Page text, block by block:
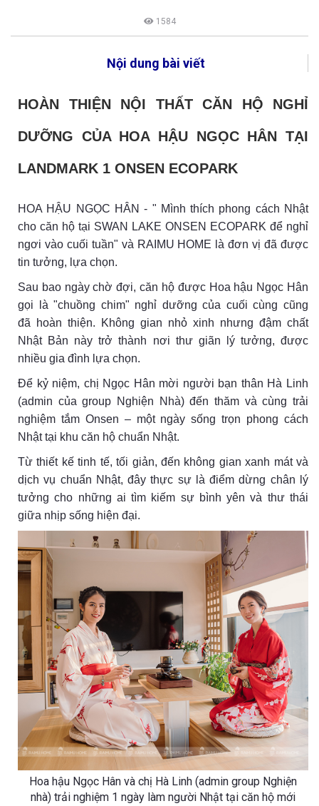
1584
Nội dung bài viết
HOÀN THIỆN NỘI THẤT CĂN HỘ NGHỈ
DƯỠNG CỦA HOA HẬU NGỌC HÂN TẠI
LANDMARK 1 ONSEN ECOPARK
HOA HẬU NGỌC HÂN - " Mình thích phong cách Nhật
cho căn hộ tại SWAN LAKE ONSEN ECOPARK để nghỉ
ngơi vào cuối tuần" và RAIMU HOME là đơn vị đã được
tin tưởng, lựa chọn.
Sau bao ngày chờ đợi, căn hộ được Hoa hậu Ngọc Hân
gọi là "chuồng chim" nghỉ dưỡng của cuối cùng cũng
đã hoàn thiện. Không gian nhỏ xinh nhưng đậm chất
Nhật Bản này trở thành nơi thư giãn lý tưởng, được
nhiều gia đình lựa chọn.
Để kỷ niệm, chị Ngọc Hân mời người bạn thân Hà Linh
(admin của group Nghiện Nhà) đến thăm và cùng trải
nghiệm tắm Onsen – một ngày sống trọn phong cách
Nhật tại khu căn hộ chuẩn Nhật.
Từ thiết kế tinh tế, tối giản, đến không gian xanh mát và
dịch vụ chuẩn Nhật, đây thực sự là điểm dừng chân lý
tưởng cho những ai tìm kiếm sự bình yên và thư thái
giữa nhịp sống hiện đại.
Hoa hậu Ngọc Hân và chị Hà Linh (admin group Nghiện
nhà) trải nghiệm 1 ngày làm người Nhật tại căn hộ mới